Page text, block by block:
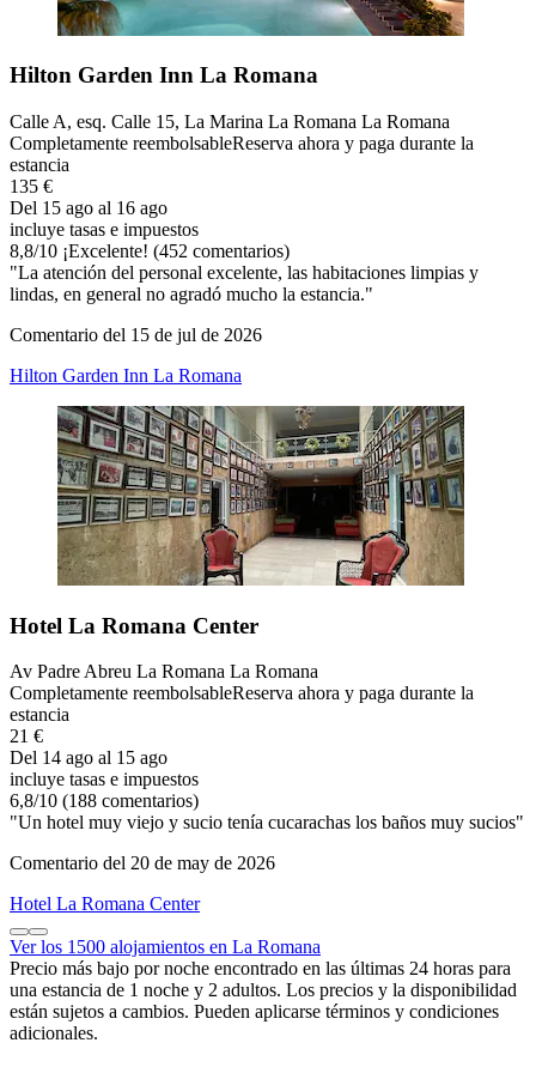
Hilton Garden Inn La Romana
Calle A, esq. Calle 15, La Marina La Romana La Romana
Completamente reembolsableReserva ahora y paga durante la
estancia
135 €
Del 15 ago al 16 ago
incluye tasas e impuestos
8,8/10 ¡Excelente! (452 comentarios)
"La atención del personal excelente, las habitaciones limpias y
lindas, en general no agradó mucho la estancia."
Comentario del 15 de jul de 2026
Hilton Garden Inn La Romana
Hotel La Romana Center
Av Padre Abreu La Romana La Romana
Completamente reembolsableReserva ahora y paga durante la
estancia
21 €
Del 14 ago al 15 ago
incluye tasas e impuestos
6,8/10 (188 comentarios)
"Un hotel muy viejo y sucio tenía cucarachas los baños muy sucios"
Comentario del 20 de may de 2026
Hotel La Romana Center
Ver los 1500 alojamientos en La Romana
Precio más bajo por noche encontrado en las últimas 24 horas para
una estancia de 1 noche y 2 adultos. Los precios y la disponibilidad
están sujetos a cambios. Pueden aplicarse términos y condiciones
adicionales.